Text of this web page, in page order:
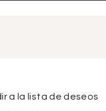
a la lista de deseos